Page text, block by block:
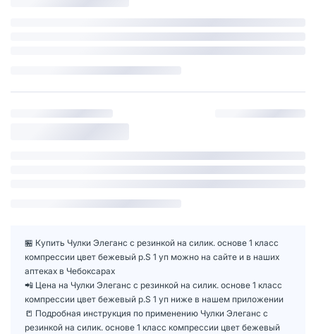
🏪 Купить Чулки Элеганс с резинкой на силик. основе 1 класс
компрессии цвет бежевый р.S 1 уп можно на сайте и в наших
аптеках в Чебоксарах
📲 Цена на Чулки Элеганс с резинкой на силик. основе 1 класс
компрессии цвет бежевый р.S 1 уп ниже в нашем приложении
📒 Подробная инструкция по применению Чулки Элеганс с
резинкой на силик. основе 1 класс компрессии цвет бежевый